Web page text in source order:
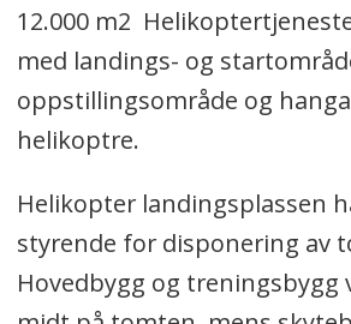
12.000 m2
med landings- og
oppstillingsområde og
helikoptre.
Helikopter landingsplassen
styrende for disponering av
Hovedbygg og treningsbygg